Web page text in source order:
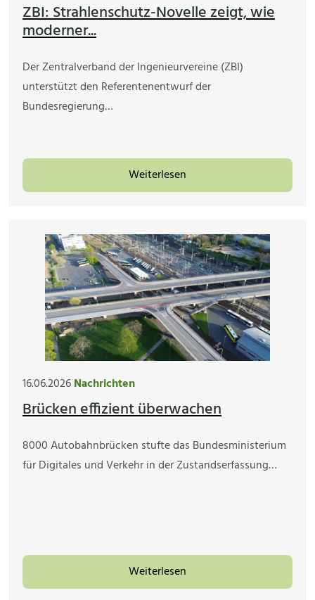
ZBI: Strahlenschutz-Novelle zeigt, wie
moderner...
Der Zentralverband der Ingenieurvereine (ZBI)
unterstützt den Referentenentwurf der
Bundesregierung…
Weiterlesen
16.06.2026Nachrichten
Brücken effizient überwachen
8000 Autobahnbrücken stufte das Bundesministerium
für Digitales und Verkehr in der Zustandserfassung…
Weiterlesen